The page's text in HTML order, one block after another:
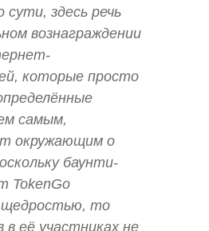
здесь речь
вознаграждении
которые просто
самым,
окружающим о
баунти-
TokenGo
то
её участниках не